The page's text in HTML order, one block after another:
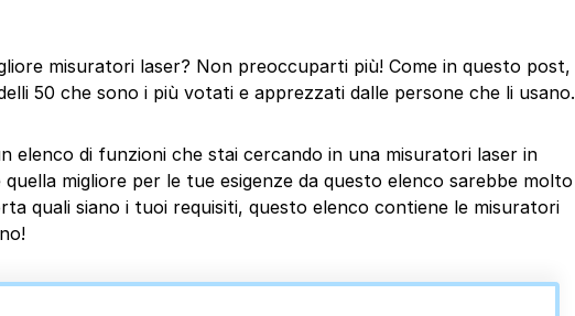
misuratori laser? Non preoccuparti più! Come in questo post,
50 che sono i più votati e apprezzati dalle persone che li usano.
elenco di funzioni che stai cercando in una misuratori laser in
migliore per le tue esigenze da questo elenco sarebbe molto
quali siano i tuoi requisiti, questo elenco contiene le misuratori